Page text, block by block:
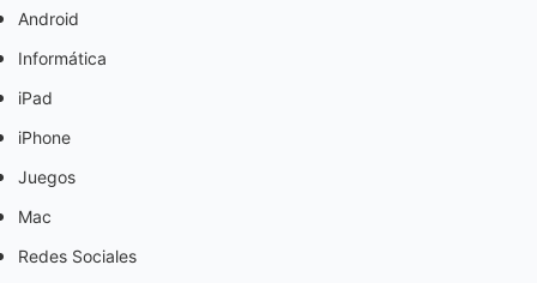
Android
Informática
iPad
iPhone
Juegos
Mac
Redes Sociales